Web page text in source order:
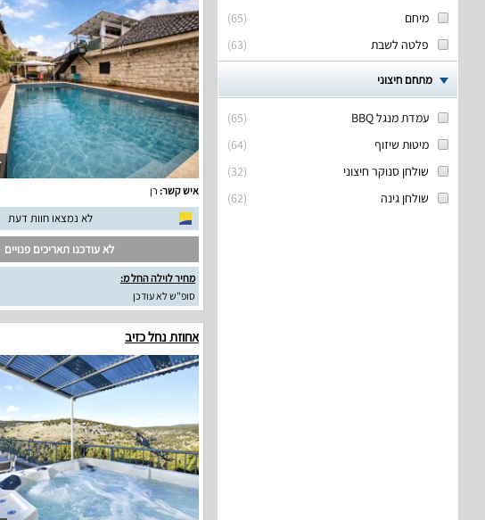
(
65
)
מיחם
(
63
) פלטה לשבת
מתחם חיצוני
(
65
)
עמדת מנגל BBQ
(
64
)
מיטות שיזוף
(
32
)
שולחן סנוקר חיצוני
(
62
) שולחן גינה איש קשר: רן
לא נמצאו חוות דעת
לא עודכנו תאריכים פנויים
מחיר לוילה החל מ:
סופ"ש לא עודכן
אחוזת נחל כזיב